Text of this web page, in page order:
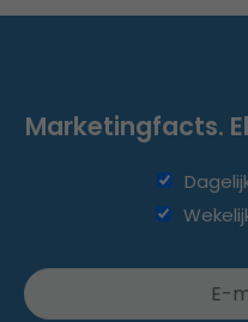
Marketingfacts.